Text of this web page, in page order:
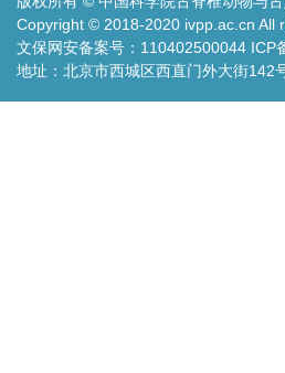
Copyright © 2018-2020 ivpp.ac.cn All
文保网安备案号：110402500044 ICP
地址：北京市西城区西直门外大街142